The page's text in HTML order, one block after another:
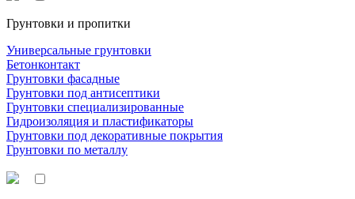
Грунтовки и пропитки
Универсальные грунтовки
Бетонконтакт
Грунтовки фасадные
Грунтовки под антисептики
Грунтовки специализированные
Гидроизоляция и пластификаторы
Грунтовки под декоративные покрытия
Грунтовки по металлу